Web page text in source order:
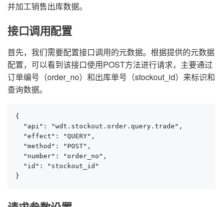
并加工销售出库数据。
接口调用配置
首先，我们需要配置接口调用的元数据。根据提供的元数据
配置，可以看到该接口使用POST方法进行请求，主要通过
订单编号（order_no）和出库单号（stockout_id）来标识和
查询数据。
{
  "api": "wdt.stockout.order.query.trade",
  "effect": "QUERY",
  "method": "POST",
  "number": "order_no",
  "id": "stockout_id"
}